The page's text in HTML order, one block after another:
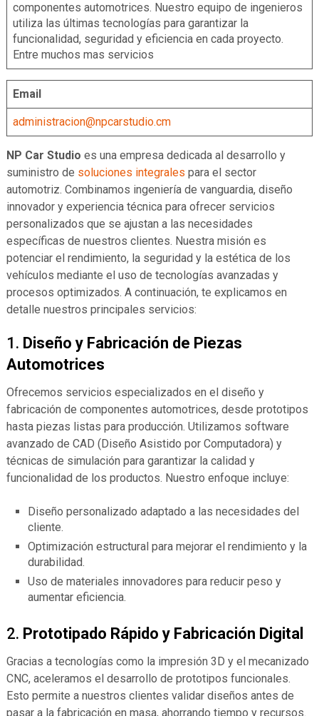
componentes automotrices. Nuestro equipo de ingenieros
utiliza las últimas tecnologías para garantizar la
funcionalidad, seguridad y eficiencia en cada proyecto.
Entre muchos mas servicios
Email
administracion@npcarstudio.cm
NP Car Studio es una empresa dedicada al desarrollo y
suministro de soluciones integrales para el sector
automotriz. Combinamos ingeniería de vanguardia, diseño
innovador y experiencia técnica para ofrecer servicios
personalizados que se ajustan a las necesidades
específicas de nuestros clientes. Nuestra misión es
potenciar el rendimiento, la seguridad y la estética de los
vehículos mediante el uso de tecnologías avanzadas y
procesos optimizados. A continuación, te explicamos en
detalle nuestros principales servicios:
1. Diseño y Fabricación de Piezas
Automotrices
Ofrecemos servicios especializados en el diseño y
fabricación de componentes automotrices, desde prototipos
hasta piezas listas para producción. Utilizamos software
avanzado de CAD (Diseño Asistido por Computadora) y
técnicas de simulación para garantizar la calidad y
funcionalidad de los productos. Nuestro enfoque incluye:
Diseño personalizado adaptado a las necesidades del
cliente.
Optimización estructural para mejorar el rendimiento y la
durabilidad.
Uso de materiales innovadores para reducir peso y
aumentar eficiencia.
2. Prototipado Rápido y Fabricación Digital
Gracias a tecnologías como la impresión 3D y el mecanizado
CNC, aceleramos el desarrollo de prototipos funcionales.
Esto permite a nuestros clientes validar diseños antes de
pasar a la fabricación en masa, ahorrando tiempo y recursos.